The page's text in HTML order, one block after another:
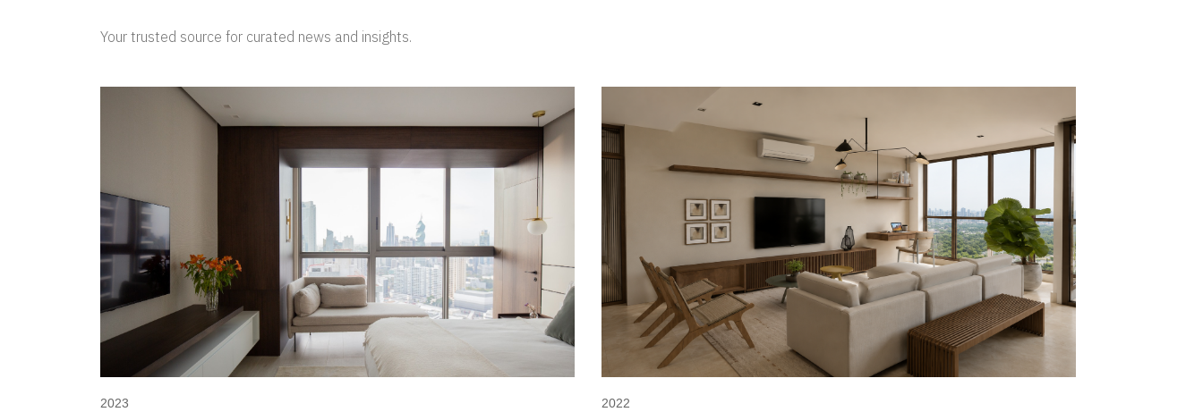
Your trusted source for curated news and insights.
2023 2022